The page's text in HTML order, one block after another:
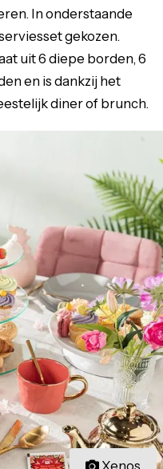
In onderstaande
gekozen.
uit 6 diepe borden, 6
en is dankzij het
diner of brunch.
Xenos